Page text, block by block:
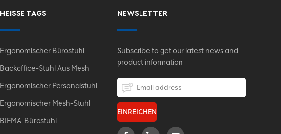
HEISSE TAGS
Ergonomischer Bürostuhl
Backoffice-Stuhl Aus Mesh
Ergonomischer Personalstuhl
Ergonomischer Mesh-Stuhl
BIFMA-Bürostuhl
NEWSLETTER
Subscribe to get our latest news and
product information
EINREICHEN